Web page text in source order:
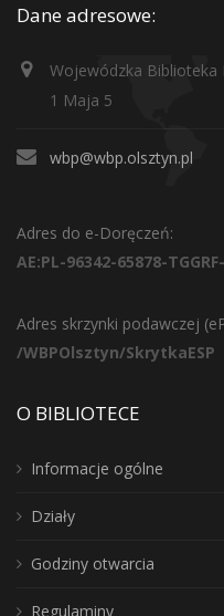
Dane adresowe:
Wojewódzka Biblioteka
1 Maja 5
wbp@wbp.olsztyn.pl
Adres do e-Doręczeń:
AE:PL-96342-65878-
Adres skrzynki podawczej
/WBPOlsztyn/SkrytkaESP
O BIBLIOTECE
Informacje ogólne
Działy
Godziny otwarcia
Regulaminy